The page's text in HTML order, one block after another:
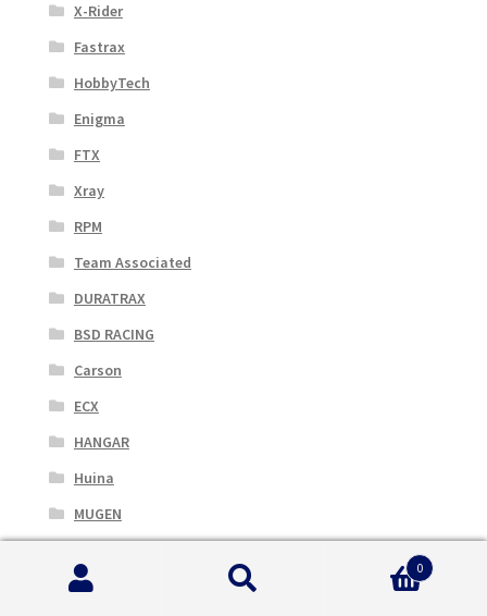
X-Rider
Fastrax
HobbyTech
Enigma
FTX
Xray
RPM
Team Associated
DURATRAX
BSD RACING
Carson
ECX
HANGAR
Huina
MUGEN
RC4WD
0